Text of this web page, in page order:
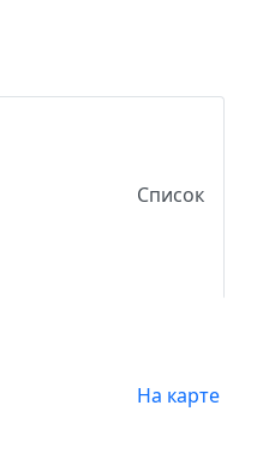
Список
На карте